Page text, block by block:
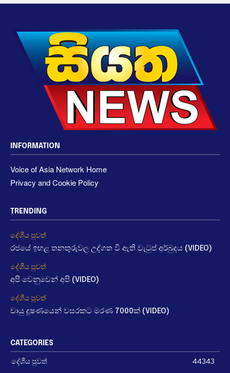
INFORMATION
Voice of Asia Network Home
Privacy and Cookie Policy
TRENDING
දේශීය පුවත්
රජයේ ඉහළ තනතුරුවල උද්ගත වී ඇති වැටුප් අර්බුදය (VIDEO)
දේශීය පුවත්
අපි වෙනුවෙන් අපි (VIDEO)
දේශීය පුවත්
වායු දූෂණයෙන් වසරකට මරණ 7000ක් (VIDEO)
CATEGORIES
දේශීය පුවත්
44343